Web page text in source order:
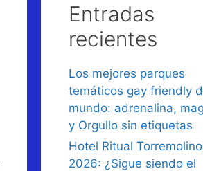
Entradas
recientes
Los mejores parques
temáticos gay friendly
mundo: adrenalina,
y Orgullo sin etiquetas
Hotel Ritual
2026: ¿Sigue siendo el